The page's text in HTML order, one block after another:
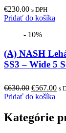
€230.00 s DPH
Pridať do košíka
- 10%
(A) NASH
SS3 – Wide 5
€630.00 Original
price
€630.00.
€567.00 s
Pridať do košíka
Kategórie